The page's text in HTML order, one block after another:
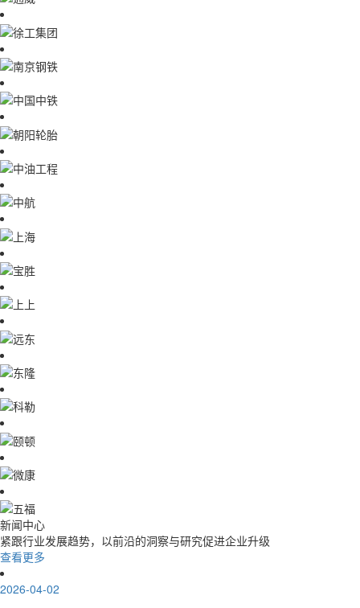
新闻中心
紧跟行业发展趋势，以前沿的洞察与研究促进企业升级
查看更多
2026-04-02